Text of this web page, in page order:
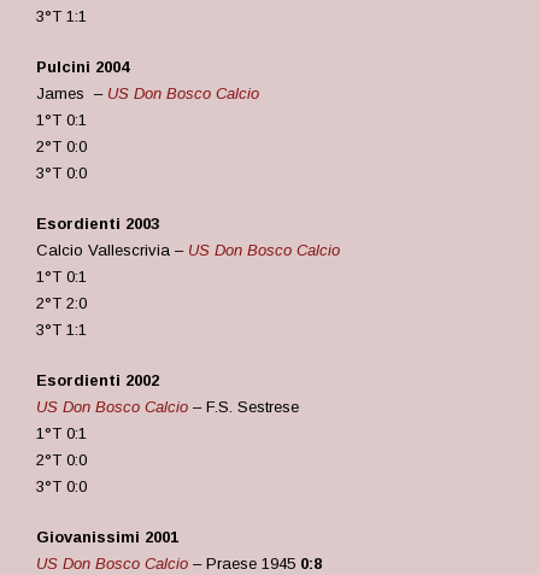
3°T 1:1
Pulcini 2004
James – US Don Bosco Calcio
1°T 0:1
2°T 0:0
3°T 0:0
Esordienti 2003
Calcio Vallescrivia – US Don Bosco Calcio
1°T 0:1
2°T 2:0
3°T 1:1
Esordienti 2002
US Don Bosco Calcio – F.S. Sestrese
1°T 0:1
2°T 0:0
3°T 0:0
Giovanissimi 2001
US Don Bosco Calcio – Praese 1945 0:8